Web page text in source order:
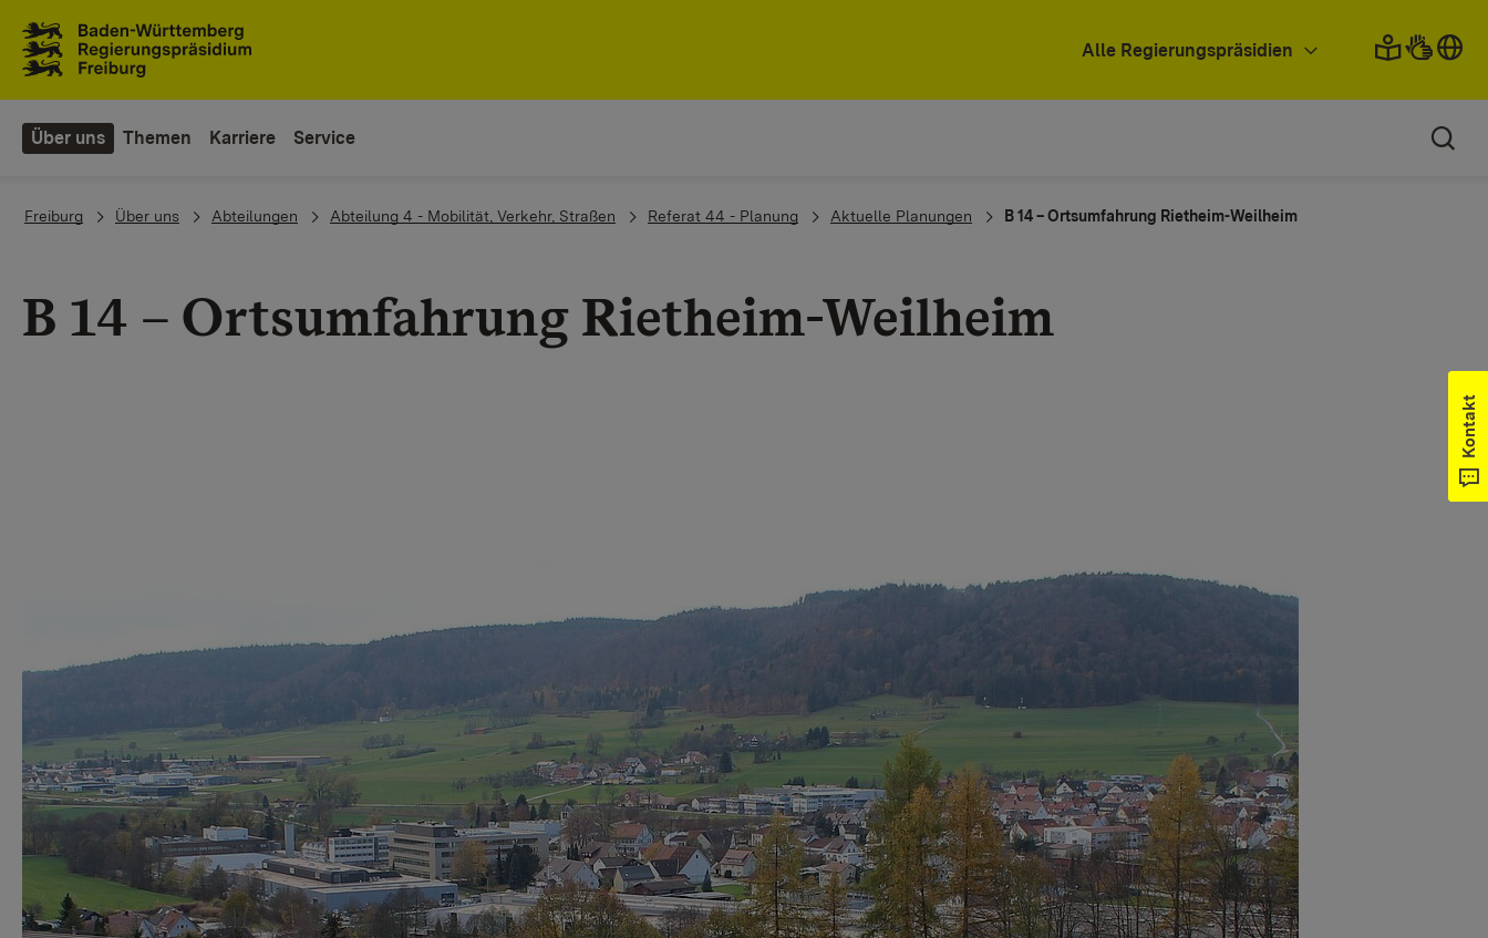
Alle Regierungspräsidien
Über uns Themen Karriere Service
You are here:
Freiburg Über uns Abteilungen Abteilung 4 - Mobilität, Verkehr, Straßen Referat 44 - Planung Aktuelle Planungen B 14 – Ortsumfahrung Rietheim-Weilheim
B 14 – Ortsumfahrung Rietheim-Weilheim
Kontakt